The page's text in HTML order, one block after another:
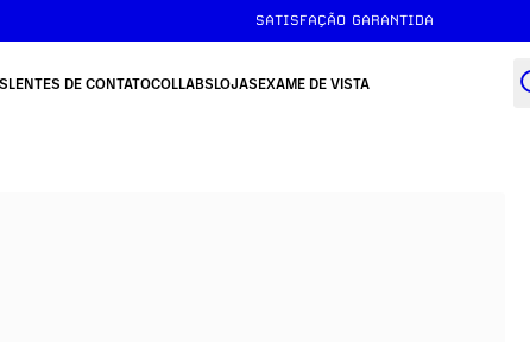
SATISFAÇÃO GARANTIDA
LENTES DE CONTATOCOLLABSLOJASEXAME DE VISTA